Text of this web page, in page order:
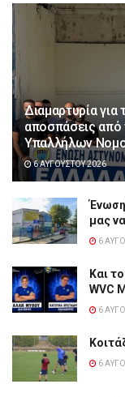
Διαμαρτυρία για
αποσπάσεις
Υπαλλήλων
6 ΑΥΓΟΎΣΤΟΥ 2026
Ένωση
μας
6
Και
WVC
6
6